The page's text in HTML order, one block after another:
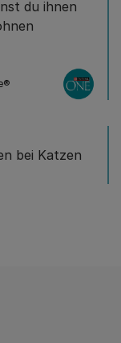
du ihnen
bei Katzen